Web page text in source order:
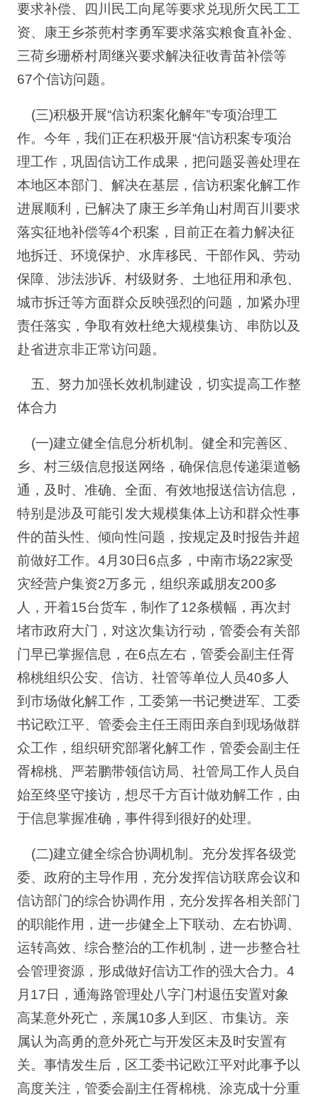
要求补偿、四川民工向尾等要求兑现所欠民工工
资、康王乡茶蔸村李勇军要求落实粮食直补金、
三荷乡珊桥村周继兴要求解决征收青苗补偿等
67个信访问题。
(三)积极开展“信访积案化解年”专项治理工
作。今年，我们正在积极开展“信访积案专项治
理工作，巩固信访工作成果，把问题妥善处理在
本地区本部门、解决在基层，信访积案化解工作
进展顺利，已解决了康王乡羊角山村周百川要求
落实征地补偿等4个积案，目前正在着力解决征
地拆迁、环境保护、水库移民、干部作风、劳动
保障、涉法涉诉、村级财务、土地征用和承包、
城市拆迁等方面群众反映强烈的问题，加紧办理
责任落实，争取有效杜绝大规模集访、串防以及
赴省进京非正常访问题。
五、努力加强长效机制建设，切实提高工作整
体合力
(一)建立健全信息分析机制。健全和完善区、
乡、村三级信息报送网络，确保信息传递渠道畅
通，及时、准确、全面、有效地报送信访信息，
特别是涉及可能引发大规模集体上访和群众性事
件的苗头性、倾向性问题，按规定及时报告并超
前做好工作。4月30日6点多，中南市场22家受
灾经营户集资2万多元，组织亲戚朋友200多
人，开着15台货车，制作了12条横幅，再次封
堵市政府大门，对这次集访行动，管委会有关部
门早已掌握信息，在6点左右，管委会副主任胥
棉桃组织公安、信访、社管等单位人员40多人
到市场做化解工作，工委第一书记樊进军、工委
书记欧江平、管委会主任王雨田亲自到现场做群
众工作，组织研究部署化解工作，管委会副主任
胥棉桃、严若鹏带领信访局、社管局工作人员自
始至终坚守接访，想尽千方百计做劝解工作，由
于信息掌握准确，事件得到很好的处理。
(二)建立健全综合协调机制。充分发挥各级党
委、政府的主导作用，充分发挥信访联席会议和
信访部门的综合协调作用，充分发挥各相关部门
的职能作用，进一步健全上下联动、左右协调、
运转高效、综合整治的工作机制，进一步整合社
会管理资源，形成做好信访工作的强大合力。4
月17日，通海路管理处八字门村退伍安置对象
高某意外死亡，亲属10多人到区、市集访。亲
属认为高勇的意外死亡与开发区未及时安置有
关。事情发生后，区工委书记欧江平对此事予以
高度关注，管委会副主任胥棉桃、涂克成十分重